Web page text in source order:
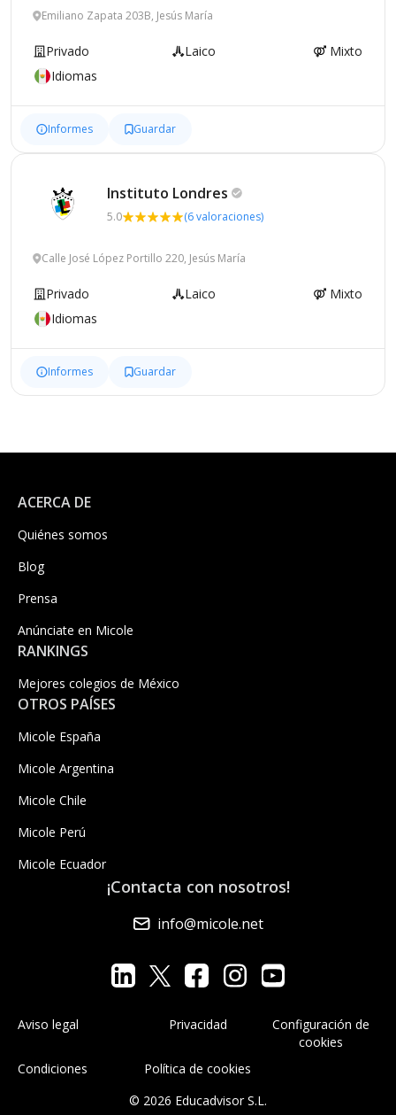
Emiliano Zapata 203B, Jesús María
Privado Laico
Mixto
Idiomas
Informes Guardar
Instituto Londres
5.0 (6 valoraciones)
Calle José López Portillo 220, Jesús María
Privado Laico
Mixto
Idiomas
Informes Guardar
ACERCA DE
Quiénes somos
Blog
Prensa
Anúnciate en Micole
RANKINGS
Mejores colegios de México
OTROS PAÍSES
Micole España
Micole Argentina
Micole Chile
Micole Perú
Micole Ecuador
¡Contacta con nosotros!
info@micole.net
Aviso legal Privacidad
Configuración de
cookies
Condiciones
Política de cookies
© 2026 Educadvisor S.L.